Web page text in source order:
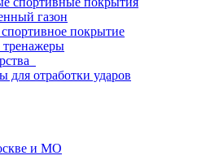
газон
покрытие
тренажеры
для отработки ударов
и МО